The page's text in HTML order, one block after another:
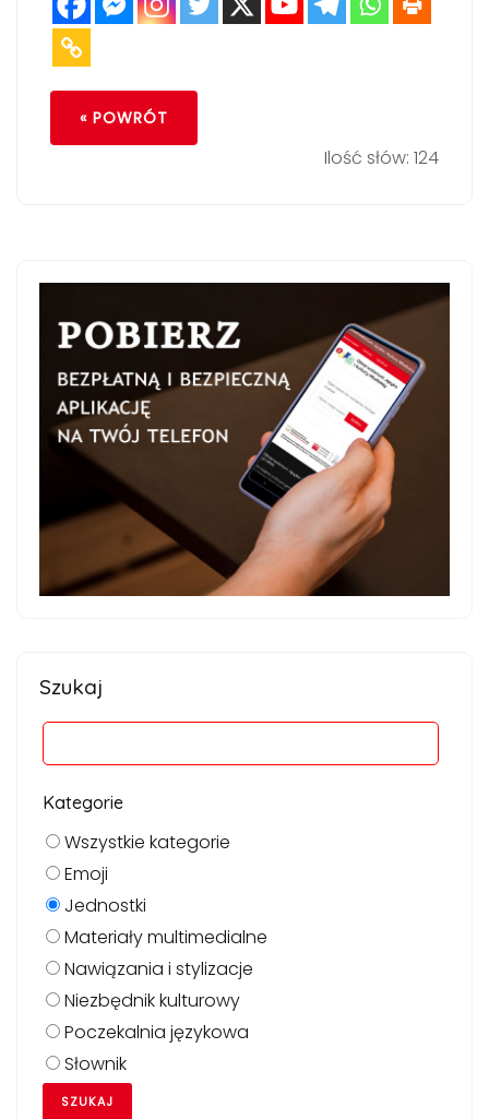
« POWRÓT
Ilość słów: 124
Szukaj
Kategorie
Wszystkie kategorie
Emoji
Jednostki
Materiały multimedialne
Nawiązania i stylizacje
Niezbędnik kulturowy
Poczekalnia językowa
Słownik